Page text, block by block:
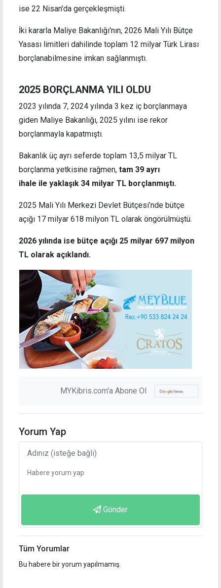
ise 22 Nisan'da gerçekleşmişti.
İki kararla Maliye Bakanlığı'nın, 2026 Mali Yılı Bütçe
Yasası limitleri dahilinde toplam 12 milyar Türk Lirası
borçlanabilmesine imkan sağlanmıştı.
2025 BORÇLANMA YILI OLDU
2023 yılında 7, 2024 yılında 3 kez iç borçlanmaya
giden Maliye Bakanlığı, 2025 yılını ise rekor
borçlanmayla kapatmıştı.
Bakanlık üç ayrı seferde toplam 13,5 milyar TL
borçlanma yetkisine rağmen, tam 39 ayrı
ihale ile yaklaşık 34 milyar TL borçlanmıştı.
2025 Mali Yılı Merkezi Devlet Bütçesi’nde bütçe
açığı 17 milyar 618 milyon TL olarak öngörülmüştü.
2026 yılında ise bütçe açığı 25 milyar 697 milyon
TL olarak açıklandı.
MYKibris.com'a Abone Ol
Yorum Yap
Gönder
Tüm Yorumlar
Bu habere bir yorum yapılmamış.